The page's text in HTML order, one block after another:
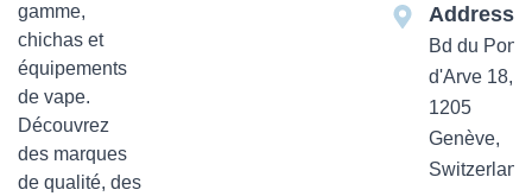
gamme,
chichas et
équipements
de vape.
Découvrez
des marques
de qualité, des
Addresse
Bd du Pont-
d'Arve 18,
1205
Genève,
Switzerland